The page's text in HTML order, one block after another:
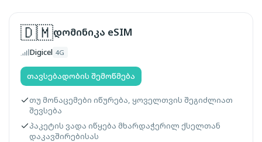
🇩🇲დომინიკა eSIM
Digicel 4G
თავსებადობის შემოწმება
თუ მონაცემები იწურება, ყოველთვის შეგიძლიათ
შევსება
პაკეტის ვადა იწყება მხარდაჭერილ ქსელთან
დაკავშირებისას